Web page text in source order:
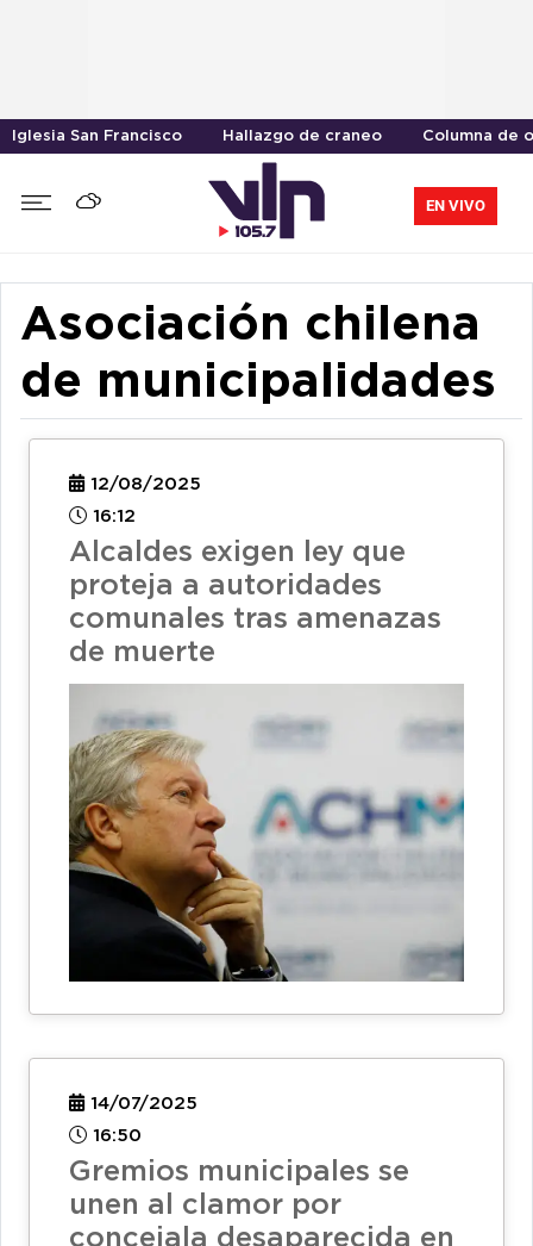
Iglesia San Francisco Hallazgo de craneo Columna de
EN VIVO
Asociación chilena
de municipalidades
12/08/2025
16:12
Alcaldes exigen ley que
proteja a autoridades
comunales tras amenazas
de muerte
14/07/2025
16:50
Gremios municipales se
unen al clamor por
concejala desaparecida en